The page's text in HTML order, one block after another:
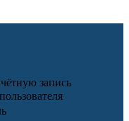
запись